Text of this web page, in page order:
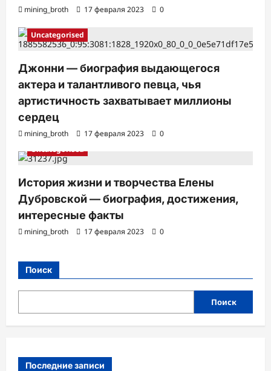
mining_broth 17 февраля 2023 0
Uncategorised
Джонни — биография выдающегося
актера и талантливого певца, чья
артистичность захватывает миллионы
сердец
mining_broth 17 февраля 2023
0
Uncategorised
История жизни и творчества Елены
Дубровской — биография, достижения,
интересные факты
mining_broth 17 февраля 2023 0
Поиск
Поиск
Последние записи